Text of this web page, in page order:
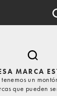
MARCA
un
que pueden